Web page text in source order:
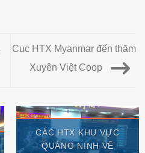
Cục HTX Myanmar đến thăm
Xuyên Việt Coop
CÁC HTX KHU VỰC
QUẢNG NINH VỀ